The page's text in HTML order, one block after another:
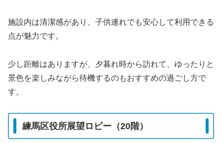
施設内は清潔感があり、子供連れでも安心して利用できる
点が魅力です。
少し距離はありますが、夕暮れ時から訪れて、ゆったりと
景色を楽しみながら待機するのもおすすめの過ごし方で
す。
練馬区役所展望ロビー（20階）